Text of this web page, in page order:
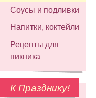
Соусы и подливки
Напитки, коктейли
Рецепты для
пикника
К Празднику!